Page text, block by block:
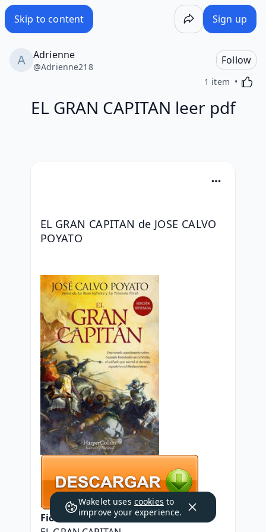
Skip to content Sign up
Adrienne
@Adrienne218
Follow
1 item
EL GRAN CAPITAN leer pdf
EL GRAN CAPITAN de JOSE CALVO
POYATO
Ficha técnica
Wakelet uses cookies to
improve your experience.